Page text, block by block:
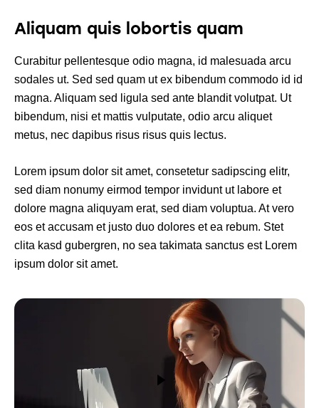
Aliquam quis lobortis quam
Curabitur pellentesque odio magna, id malesuada arcu
sodales ut. Sed sed quam ut ex bibendum commodo id id
magna. Aliquam sed ligula sed ante blandit volutpat. Ut
bibendum, nisi et mattis vulputate, odio arcu aliquet
metus, nec dapibus risus risus quis lectus.
Lorem ipsum dolor sit amet, consetetur sadipscing elitr,
sed diam nonumy eirmod tempor invidunt ut labore et
dolore magna aliquyam erat, sed diam voluptua. At vero
eos et accusam et justo duo dolores et ea rebum. Stet
clita kasd gubergren, no sea takimata sanctus est Lorem
ipsum dolor sit amet.